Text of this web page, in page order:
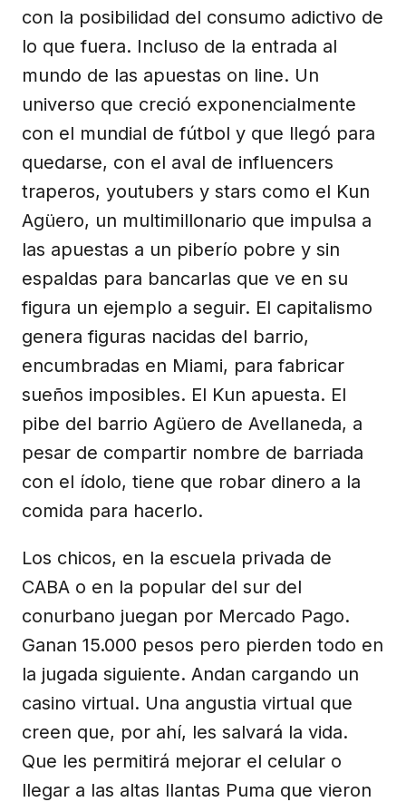
con la posibilidad del consumo adictivo de
lo que fuera. Incluso de la entrada al
mundo de las apuestas on line. Un
universo que creció exponencialmente
con el mundial de fútbol y que llegó para
quedarse, con el aval de influencers
traperos, youtubers y stars como el Kun
Agüero, un multimillonario que impulsa a
las apuestas a un piberío pobre y sin
espaldas para bancarlas que ve en su
figura un ejemplo a seguir. El capitalismo
genera figuras nacidas del barrio,
encumbradas en Miami, para fabricar
sueños imposibles. El Kun apuesta. El
pibe del barrio Agüero de Avellaneda, a
pesar de compartir nombre de barriada
con el ídolo, tiene que robar dinero a la
comida para hacerlo.
Los chicos, en la escuela privada de
CABA o en la popular del sur del
conurbano juegan por Mercado Pago.
Ganan 15.000 pesos pero pierden todo en
la jugada siguiente. Andan cargando un
casino virtual. Una angustia virtual que
creen que, por ahí, les salvará la vida.
Que les permitirá mejorar el celular o
llegar a las altas llantas Puma que vieron